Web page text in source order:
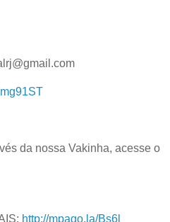
da nossa Vakinha, acesse o
http://mpago.la/Bs6l